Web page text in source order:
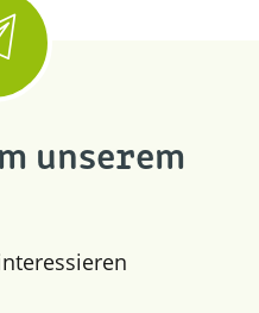
unserem